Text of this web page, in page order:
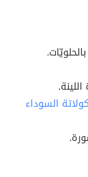
السوداء